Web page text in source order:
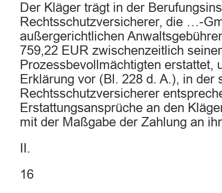
Der Kläger trägt in der
Rechtsschutzversicherer, die …-
außergerichtlichen
759,22 EUR zwischenzeitlich
Prozessbevollmächtigten erstattet,
Erklärung vor (Bl. 228 d. A.), in der
Rechtsschutzversicherer
Erstattungsansprüche an den
mit der Maßgabe der Zahlung an
II.
16